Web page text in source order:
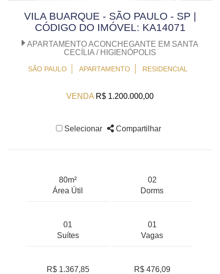
VILA BUARQUE - SÃO PAULO - SP |
CÓDIGO DO IMÓVEL: KA14071
APARTAMENTO ACONCHEGANTE EM SANTA
CECÍLIA / HIGIENÓPOLIS
SÃO PAULO APARTAMENTO RESIDENCIAL
VENDA R$ 1.200.000,00
Selecionar Compartilhar
80m²
Área Útil
02
Dorms
01
Suítes
01
Vagas
R$ 1.367,85
R$ 476,09